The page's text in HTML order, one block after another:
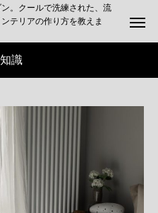
。クールで洗練された、流
テリアの作り方を教えま
識